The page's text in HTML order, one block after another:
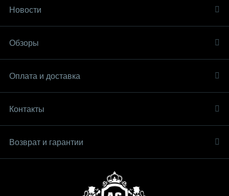
Новости
Обзоры
Оплата и доставка
Контакты
Возврат и гарантии